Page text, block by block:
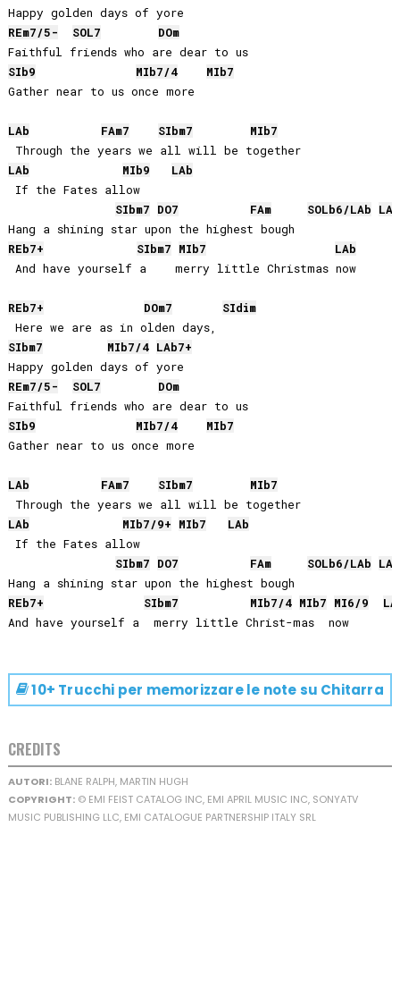
REm7/5- SOL7 DOm
Faithful friends who are dear to us
SIb9 MIb7/4 MIb7
Gather near to us once more
LAb FAm7 SIbm7 MIb7
Through the years we all will be together
LAb
MIb9
LAb
If the Fates allow
SIbm7 DO7 FAm SOLb6/LAb LAb
REb7+ SIbm7 MIb7
LAb
And have yourself a    merry little Christmas now
REb7+ DOm7 SIdim
SIbm7 MIb7/4 LAb7+
REm7/5- SOL7 DOm
Faithful friends who are dear to us
SIb9 MIb7/4 MIb7
Gather near to us once more
LAb FAm7 SIbm7 MIb7
Through the years we all will be together
LAb
MIb7/9+ MIb7
LAb
If the Fates allow
SIbm7 DO7 FAm SOLb6/LAb LAb
REb7+ SIbm7 MIb7/4 MIb7 MI6/9
10+ Trucchi per memorizzare le note su Chitarra
CREDITS
AUTORI:BLANE RALPH, MARTIN HUGH
COPYRIGHT:© EMI FEIST CATALOG INC, EMI APRIL MUSIC INC, SONYATV
MUSIC PUBLISHING LLC, EMI CATALOGUE PARTNERSHIP ITALY SRL